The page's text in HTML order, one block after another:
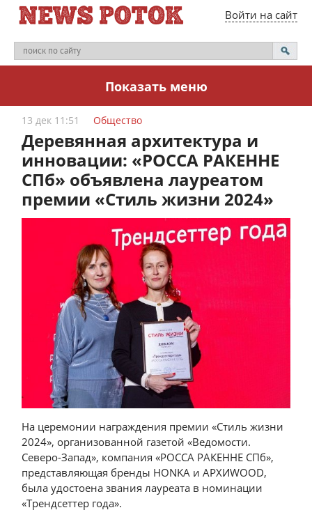
Войти на сайт
Показать меню
13 дек 11:51 Общество
Деревянная архитектура и
инновации: «РОССА РАКЕННЕ
СПб» объявлена лауреатом
премии «Стиль жизни 2024»
На церемонии награждения премии «Стиль жизни
2024», организованной газетой «Ведомости.
Северо-Запад», компания «РОССА РАКЕННЕ СПб»,
представляющая бренды HONKA и АРХИWOOD,
была удостоена звания лауреата в номинации
«Трендсеттер года».